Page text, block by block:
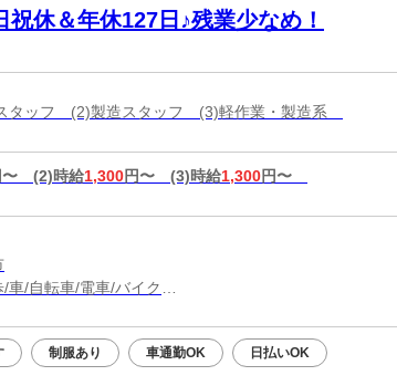
休＆年休127日♪残業少なめ！
タッフ (2)製造スタッフ (3)軽作業・製造系
〜 (2)時給1,300円〜 (3)時給1,300円〜
車/自転車/電車/バイク
制服あり 車通勤OK 日払いOK